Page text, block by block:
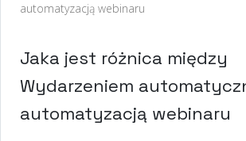
automatyzacją webinaru
Jaka jest różnica między
Wydarzeniem
automatyzacją webinaru